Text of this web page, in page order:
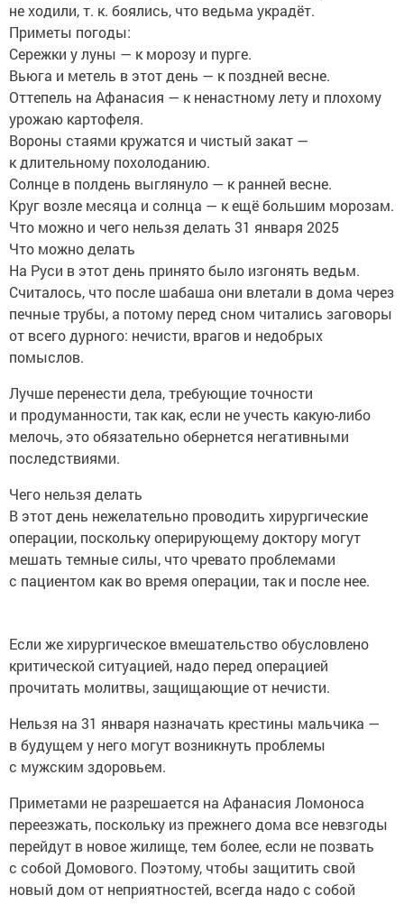
не ходили, т. к. боялись, что ведьма украдёт.
Приметы погоды:
Сережки у луны — к морозу и пурге.
Вьюга и метель в этот день — к поздней весне.
Оттепель на Афанасия — к ненастному лету и плохому
урожаю картофеля.
Вороны стаями кружатся и чистый закат —
к длительному похолоданию.
Солнце в полдень выглянуло — к ранней весне.
Круг возле месяца и солнца — к ещё большим морозам.
Что можно и чего нельзя делать 31 января 2025
Что можно делать
На Руси в этот день принято было изгонять ведьм.
Считалось, что после шабаша они влетали в дома через
печные трубы, а потому перед сном читались заговоры
от всего дурного: нечисти, врагов и недобрых
помыслов.
Лучше перенести дела, требующие точности
и продуманности, так как, если не учесть какую-либо
мелочь, это обязательно обернется негативными
последствиями.
Чего нельзя делать
В этот день нежелательно проводить хирургические
операции, поскольку оперирующему доктору могут
мешать темные силы, что чревато проблемами
с пациентом как во время операции, так и после нее.
Если же хирургическое вмешательство обусловлено
критической ситуацией, надо перед операцией
прочитать молитвы, защищающие от нечисти.
Нельзя на 31 января назначать крестины мальчика —
в будущем у него могут возникнуть проблемы
с мужским здоровьем.
Приметами не разрешается на Афанасия Ломоноса
переезжать, поскольку из прежнего дома все невзгоды
перейдут в новое жилище, тем более, если не позвать
с собой Домового. Поэтому, чтобы защитить свой
новый дом от неприятностей, всегда надо с собой